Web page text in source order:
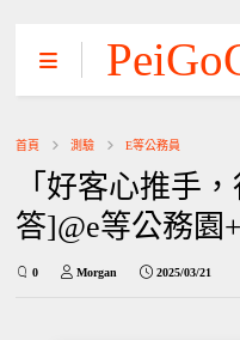
首頁 測驗 E等公務員
「好客心推手
答]@e等公務園
0 Morgan 2025/03/21